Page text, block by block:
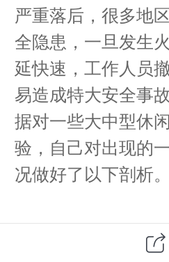
严重落后，很多地
全隐患，一旦发生
延快速，工作人员
易造成特大安全事
据对一些大中型休
验，自己对出现的
况做好了以下剖析。
一，公共性休闲娱